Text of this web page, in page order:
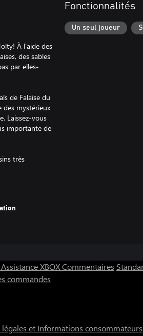
À l'aide des
des sables
par elles-
de Falaise du
des mystérieux
Laissez-vous
importante de
très
des
Fonctionnalités
Un seul joueur
Assistance XBOXCommentaires
commandes
et Informations consommateurs